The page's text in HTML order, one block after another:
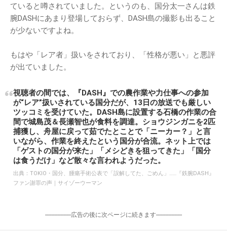
ていると噂されていました。というのも、国分太一さんは鉄
腕DASHにあまり登場しておらず、DASH島の撮影も出ること
が少ないですよね。
もはや「レア者」扱いをされており、「性格が悪い」と悪評
が出ていました。
視聴者の間では、『DASH』での農作業や力仕事への参加
が“レア”扱いされている国分だが、13日の放送でも厳しい
ツッコミを受けていた。DASH島に設置する石橋の作業の合
間で城島茂＆長瀬智也が食料を調達。ショウジンガニを2匹
捕獲し、舟屋に戻って茹でたとことで「ニーカー？」と言
いながら、作業を終えたという国分が合流。ネット上では
「ゲストの国分が来た」「メシどきを狙ってきた」「国分
は食うだけ」など散々な言われようだった。
出典： TOKIO・国分、腫瘍手術公表で「誤解してた、ごめん」……『鉄腕DASH』
ファン謝罪の声｜サイゾーウーマン
-----------------広告の後に次ページに続きます-----------------